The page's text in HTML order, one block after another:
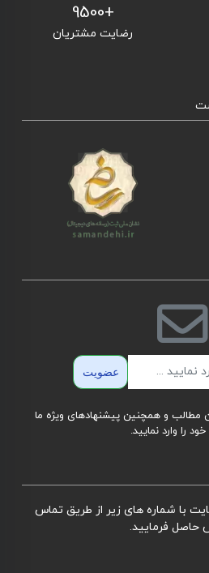
+9500
رضایت مشتریان
عضویت
مطالب و همچنین پیشنهادهای ویژه ما
را وارد نمایید.
با شماره های زیر از طریق تماس
حاصل فرمایید.